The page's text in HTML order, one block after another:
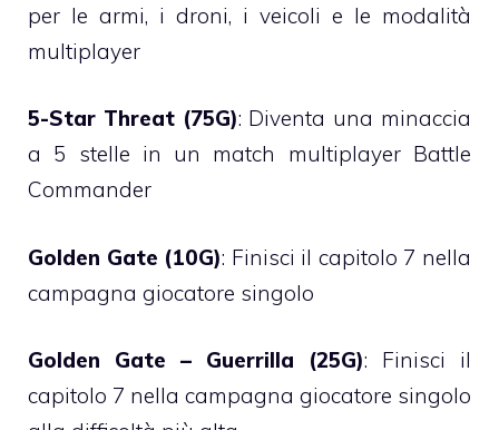
per le armi, i droni, i veicoli e le modalità
multiplayer
5-Star Threat (75G): Diventa una minaccia
a 5 stelle in un match multiplayer Battle
Commander
Golden Gate (10G): Finisci il capitolo 7 nella
campagna giocatore singolo
Golden Gate – Guerrilla (25G): Finisci il
capitolo 7 nella campagna giocatore singolo